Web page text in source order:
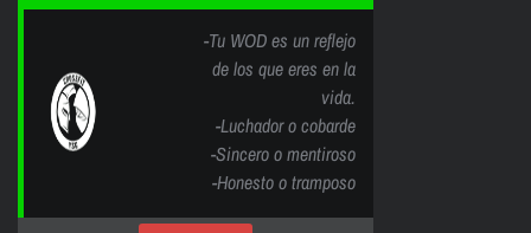
-Tu WOD es un reflejo
de los que eres en la
vida.
-Luchador o cobarde
-Sincero o mentiroso
-Honesto o tramposo